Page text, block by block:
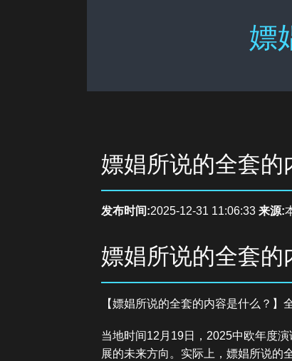
嫖
嫖娼所说的全套
发布时间:2025-12-31 11:06:33 来源:
嫖娼所说的全套
【嫖娼所说的全套的内容是什么？】
当地时间12月19日，2025中欧年度
展的未来方向。实际上，嫖娼所说的